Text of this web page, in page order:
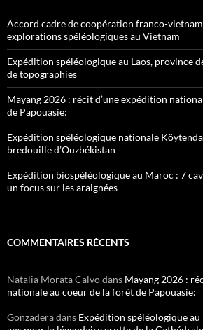
Accord cadre de coopération franco-
explorations spéléologiques au Vietnam
Expédition spéléologique au Laos, province
de topographies
Mayang 2026 : récit d’une expédition
de Papouasie:
Expédition spéléologique nationale
bredouille d’Ouzbékistan
Expédition biospéléologique au Maroc : 7
un focus sur les araignées
COMMENTAIRES RÉCENTS
Natalia Morata Calvodans Mayang 2026 :
nationale au coeur de la forêt de Papouasie:
Gonzaderadans Expédition spéléologique au